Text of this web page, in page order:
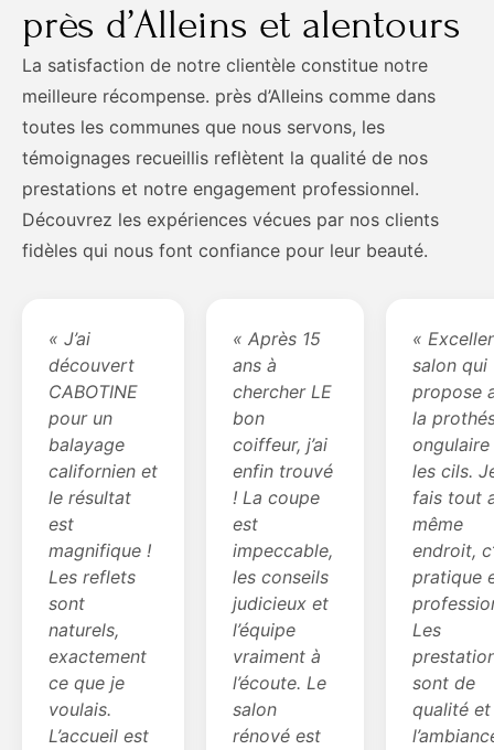
près d’Alleins et alentours
La satisfaction de notre clientèle constitue notre
meilleure récompense. près d’Alleins comme dans
toutes les communes que nous servons, les
témoignages recueillis reflètent la qualité de nos
prestations et notre engagement professionnel.
Découvrez les expériences vécues par nos clients
fidèles qui nous font confiance pour leur beauté.
« J’ai
découvert
CABOTINE
pour un
balayage
californien et
le résultat
est
magnifique !
Les reflets
sont
naturels,
exactement
ce que je
voulais.
L’accueil est
« Après 15
ans à
chercher LE
bon
coiffeur, j’ai
enfin trouvé
! La coupe
est
impeccable,
les conseils
judicieux et
l’équipe
vraiment à
l’écoute. Le
salon
rénové est
«
salon qui
propose
la
les cils.
fais tout
même
endroit,
pratique
Les
sont de
qualité et